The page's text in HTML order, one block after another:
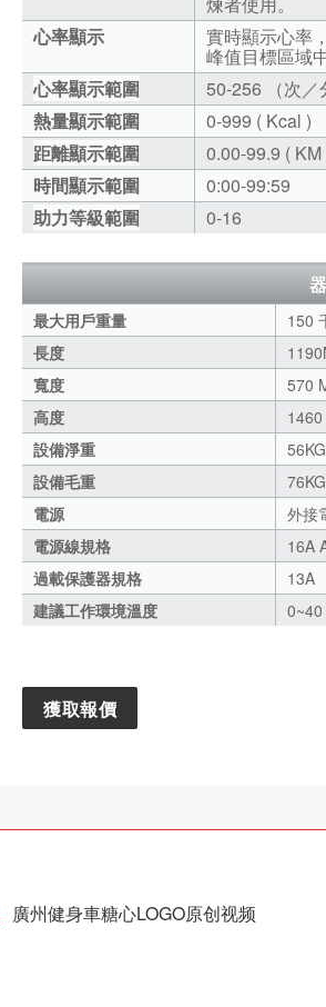
心率顯示
實時顯示心率
峰值目標區域
心率顯示範圍
50-256 （次／
熱量顯示範圍
0-999 ( Kcal )
距離顯示範圍
0.00-99.9 (
時間顯示範圍
0:00-99:59
助力等級範圍
0-16
最大用戶重量
150
長度
寬度
570
高度
設備淨重
56KG
設備毛重
76KG
電源
外接
電源線規格
16A
過載保護器規格
13A
建議工作環境溫度
獲取報價
廣州健身車糖心LOGO原创视频